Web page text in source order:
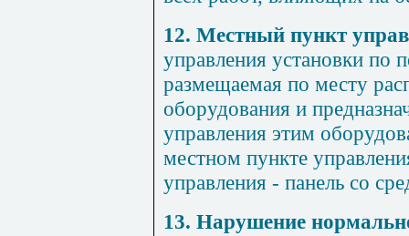
12. Местный пункт
управления установки по
размещаемая по месту
оборудования и
управления этим
местном пункте
управления - панель со
13. Нарушение